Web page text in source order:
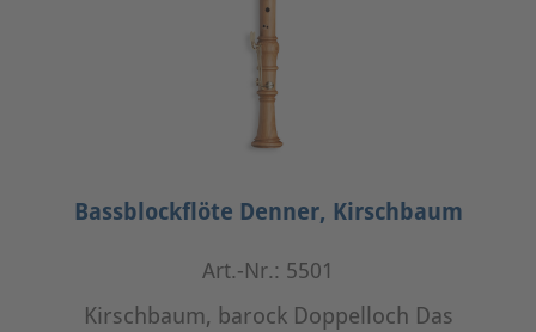
Bassblockflöte Denner, Kirschbaum
Art.-Nr.: 5501
Kirschbaum, barock Doppelloch Das